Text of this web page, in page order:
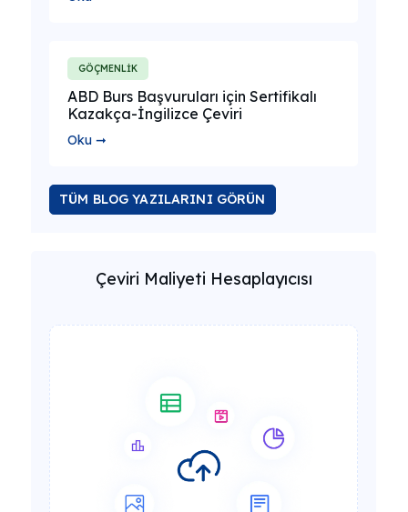
GÖÇMENLİK
ABD Burs Başvuruları için Sertifikalı
Kazakça-İngilizce Çeviri
Oku ➞
TÜM BLOG YAZILARINI GÖRÜN
Çeviri Maliyeti Hesaplayıcısı